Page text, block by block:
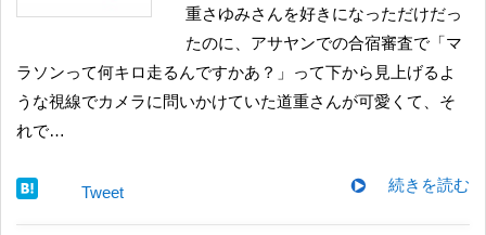
重さゆみさんを好きになっただけだっ
たのに、アサヤンでの合宿審査で「マ
ラソンって何キロ走るんですかあ？」って下から見上げるよ
うな視線でカメラに問いかけていた道重さんが可愛くて、そ
れで…
続きを読む
Tweet